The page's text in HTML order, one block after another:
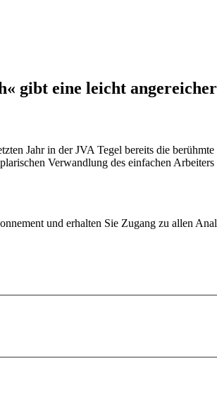
gibt eine leicht
Jahr in der JVA Tegel bereits die
Verwandlung des einfachen
und erhalten Sie Zugang zu allen